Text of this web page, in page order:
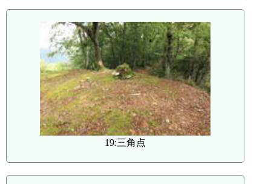
19:三角点